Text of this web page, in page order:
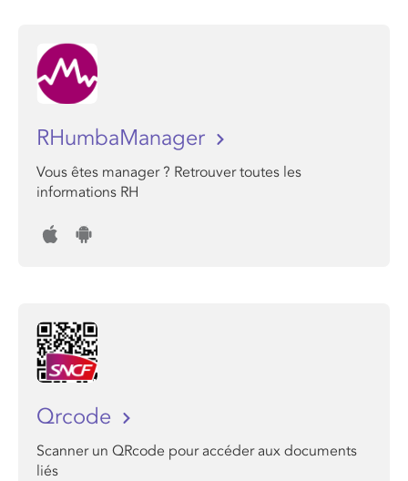
RHumbaManager
Vous êtes manager ? Retrouver toutes les
informations RH
Qrcode
Scanner un QRcode pour accéder aux documents
liés